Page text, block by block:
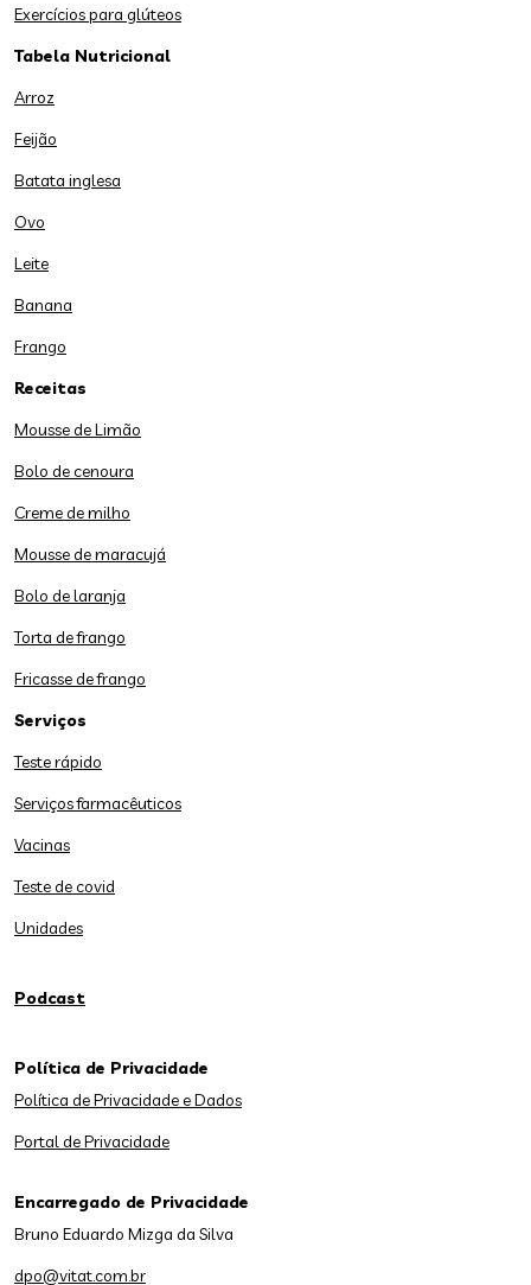
Exercícios para glúteos
Tabela Nutricional
Arroz
Feijão
Batata inglesa
Ovo
Leite
Banana
Frango
Receitas
Mousse de Limão
Bolo de cenoura
Creme de milho
Mousse de maracujá
Bolo de laranja
Torta de frango
Fricasse de frango
Serviços
Teste rápido
Serviços farmacêuticos
Vacinas
Teste de covid
Unidades
Podcast
Política de Privacidade
Política de Privacidade e Dados
Portal de Privacidade
Encarregado de Privacidade
Bruno Eduardo Mizga da Silva
dpo@vitat.com.br